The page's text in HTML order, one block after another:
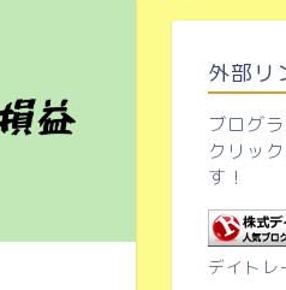
外部リ
ブログ
クリッ
す！
デイトレ